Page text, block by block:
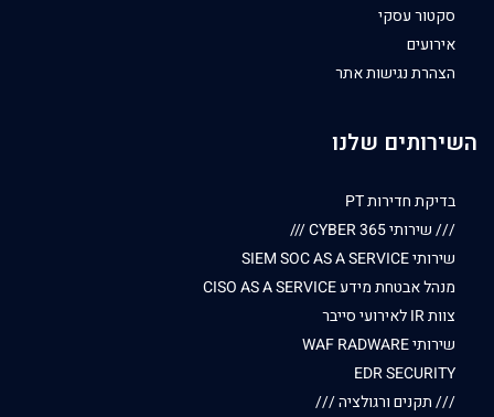
סקטור עסקי
אירועים
הצהרת נגישות אתר
השירותים שלנו
בדיקת חדירות PT
/// שירותי CYBER 365 ///
שירותי SIEM SOC AS A SERVICE
מנהל אבטחת מידע CISO AS A SERVICE
צוות IR לאירועי סייבר
שירותי WAF RADWARE
EDR SECURITY
/// תקנים ורגולציה ///